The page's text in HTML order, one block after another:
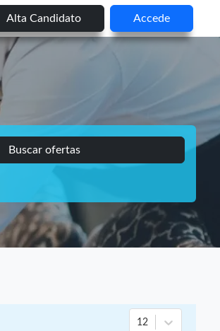
Alta Candidato Accede
Buscar ofertas
12